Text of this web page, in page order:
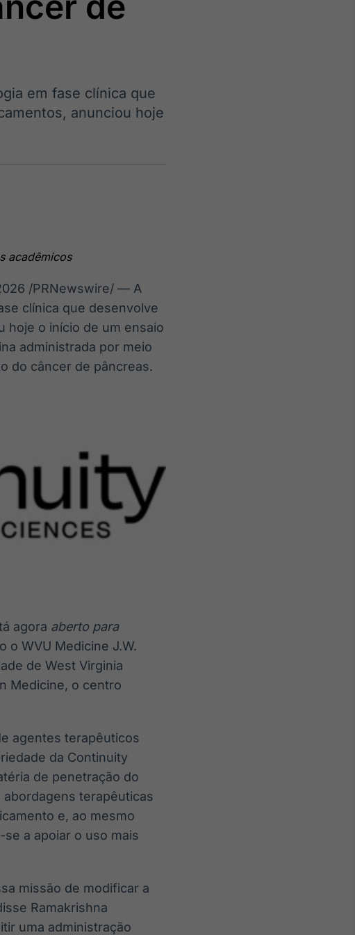
Crédito
Em breve
em fase clínica que
anunciou hoje
acadêmicos
/PRNewswire/ — A
clínica que desenvolve
hoje o início de um ensaio
administrada por meio
do câncer de pâncreas.
agora aberto para
o WVU Medicine J.W.
de West Virginia
Medicine, o centro
agentes terapêuticos
da Continuity
de penetração do
terapêuticas
e, ao mesmo
a apoiar o uso mais
missão de modificar a
Ramakrishna
uma administração